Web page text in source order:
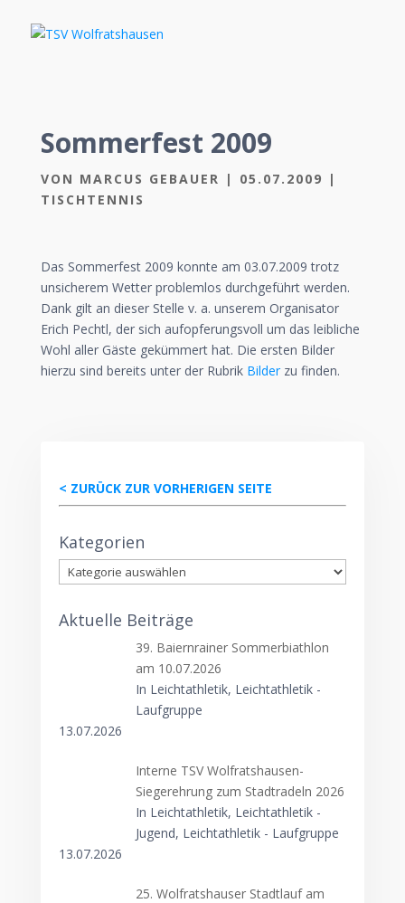
Sommerfest 2009
VON MARCUS GEBAUER | 05.07.2009 |
TISCHTENNIS
Das Sommerfest 2009 konnte am 03.07.2009 trotz
unsicherem Wetter problemlos durchgeführt werden.
Dank gilt an dieser Stelle v. a. unserem Organisator
Erich Pechtl, der sich aufopferungsvoll um das leibliche
Wohl aller Gäste gekümmert hat. Die ersten Bilder
hierzu sind bereits unter der Rubrik Bilderzu finden.
< ZURÜCK ZUR VORHERIGEN SEITE
Kategorien
Kategorien
Aktuelle Beiträge
39. Baiernrainer Sommerbiathlon
am 10.07.2026
In Leichtathletik, Leichtathletik -
Laufgruppe
13.07.2026
Interne TSV Wolfratshausen-
Siegerehrung zum Stadtradeln 2026
In Leichtathletik, Leichtathletik -
Jugend, Leichtathletik - Laufgruppe
13.07.2026
25. Wolfratshauser Stadtlauf am